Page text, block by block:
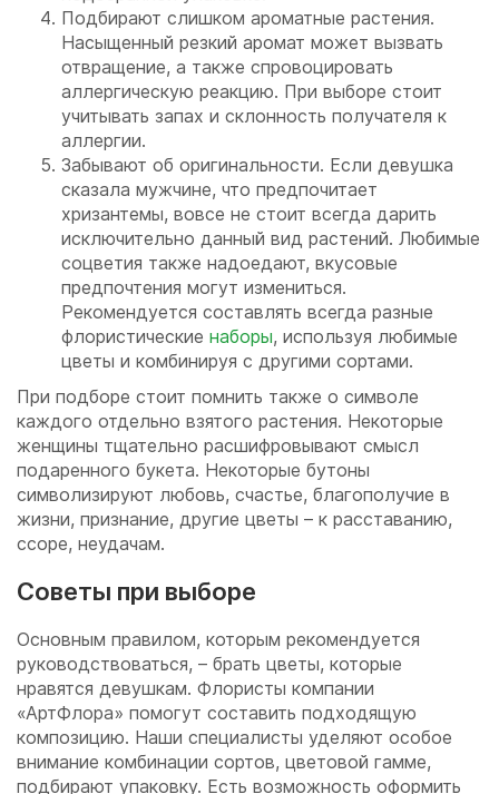
Подбирают слишком ароматные растения.
Насыщенный резкий аромат может вызвать
отвращение, а также спровоцировать
аллергическую реакцию. При выборе стоит
учитывать запах и склонность получателя к
аллергии.
Забывают об оригинальности. Если девушка
сказала мужчине, что предпочитает
хризантемы, вовсе не стоит всегда дарить
исключительно данный вид растений. Любимые
соцветия также надоедают, вкусовые
предпочтения могут измениться.
Рекомендуется составлять всегда разные
флористические наборы, используя любимые
цветы и комбинируя с другими сортами.
При подборе стоит помнить также о символе
каждого отдельно взятого растения. Некоторые
женщины тщательно расшифровывают смысл
подаренного букета. Некоторые бутоны
символизируют любовь, счастье, благополучие в
жизни, признание, другие цветы – к расставанию,
ссоре, неудачам.
Советы при выборе
Основным правилом, которым рекомендуется
руководствоваться, – брать цветы, которые
нравятся девушкам. Флористы компании
«АртФлора» помогут составить подходящую
композицию. Наши специалисты уделяют особое
внимание комбинации сортов, цветовой гамме,
подбирают упаковку. Есть возможность оформить